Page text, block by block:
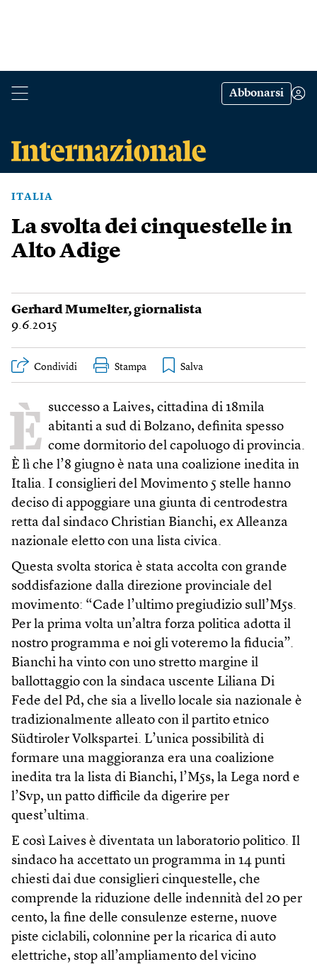
Abbonarsi
ITALIA
La svolta dei cinquestelle in
Alto Adige
Gerhard Mumelter, giornalista
9.6.2015
Condividi Stampa
È successo a Laives, cittadina di 18mila
abitanti a sud di Bolzano, definita spesso
come dormitorio del capoluogo di provincia.
È lì che l’8 giugno è nata una coalizione inedita in
Italia. I consiglieri del Movimento 5 stelle hanno
deciso di appoggiare una giunta di centrodestra
retta dal sindaco Christian Bianchi, ex Alleanza
nazionale eletto con una lista civica.
Questa svolta storica è stata accolta con grande
soddisfazione dalla direzione provinciale del
movimento: “Cade l’ultimo pregiudizio sull’M5s.
Per la prima volta un’altra forza politica adotta il
nostro programma e noi gli voteremo la fiducia”.
Bianchi ha vinto con uno stretto margine il
ballottaggio con la sindaca uscente Liliana Di
Fede del Pd, che sia a livello locale sia nazionale è
tradizionalmente alleato con il partito etnico
Südtiroler Volkspartei. L’unica possibilità di
formare una maggioranza era una coalizione
inedita tra la lista di Bianchi, l’M5s, la Lega nord e
l’Svp, un patto difficile da digerire per
quest’ultima.
E così Laives è diventata un laboratorio politico. Il
sindaco ha accettato un programma in 14 punti
chiesti dai due consiglieri cinquestelle, che
comprende la riduzione delle indennità del 20 per
cento, la fine delle consulenze esterne, nuove
piste ciclabili, colonnine per la ricarica di auto
elettriche, stop all’ampliamento del vicino